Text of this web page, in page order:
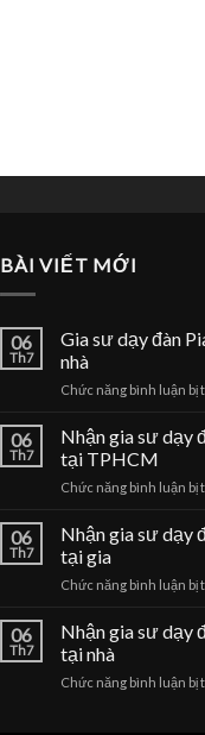
BÀI VIẾT MỚI
06
Th7
Gia sư dạy đàn
nhà
Chức năng bình luận bị
06
Th7
Nhận gia sư dạy
tại TPHCM
Chức năng bình luận bị
06
Th7
Nhận gia sư dạy
tại gia
Chức năng bình luận bị
06
Th7
Nhận gia sư dạy
tại nhà
Chức năng bình luận bị